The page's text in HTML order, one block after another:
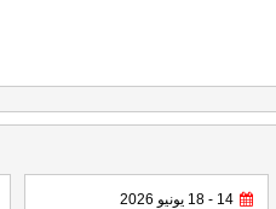
14 - 18 يونيو 2026